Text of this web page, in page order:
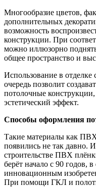
Многообразие цветов,
дополнительных
возможность
конструкции. При
можно иллюзорно
общее пространство и
Использование в
очередь позволит
потолочные
эстетический эффект.
Способы оформления
Такие материалы как
появились не так давно.
строительстве ПВХ
берёт начало с 90 годов,
инновационным
При помощи ГКЛ и